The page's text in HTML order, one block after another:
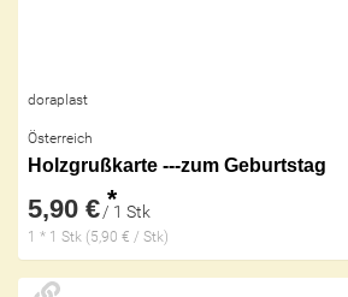
doraplast
Österreich
Holzgrußkarte ---zum Geburtstag
5,90 € *
/ 1 Stk
1 * 1 Stk (5,90 € / Stk)